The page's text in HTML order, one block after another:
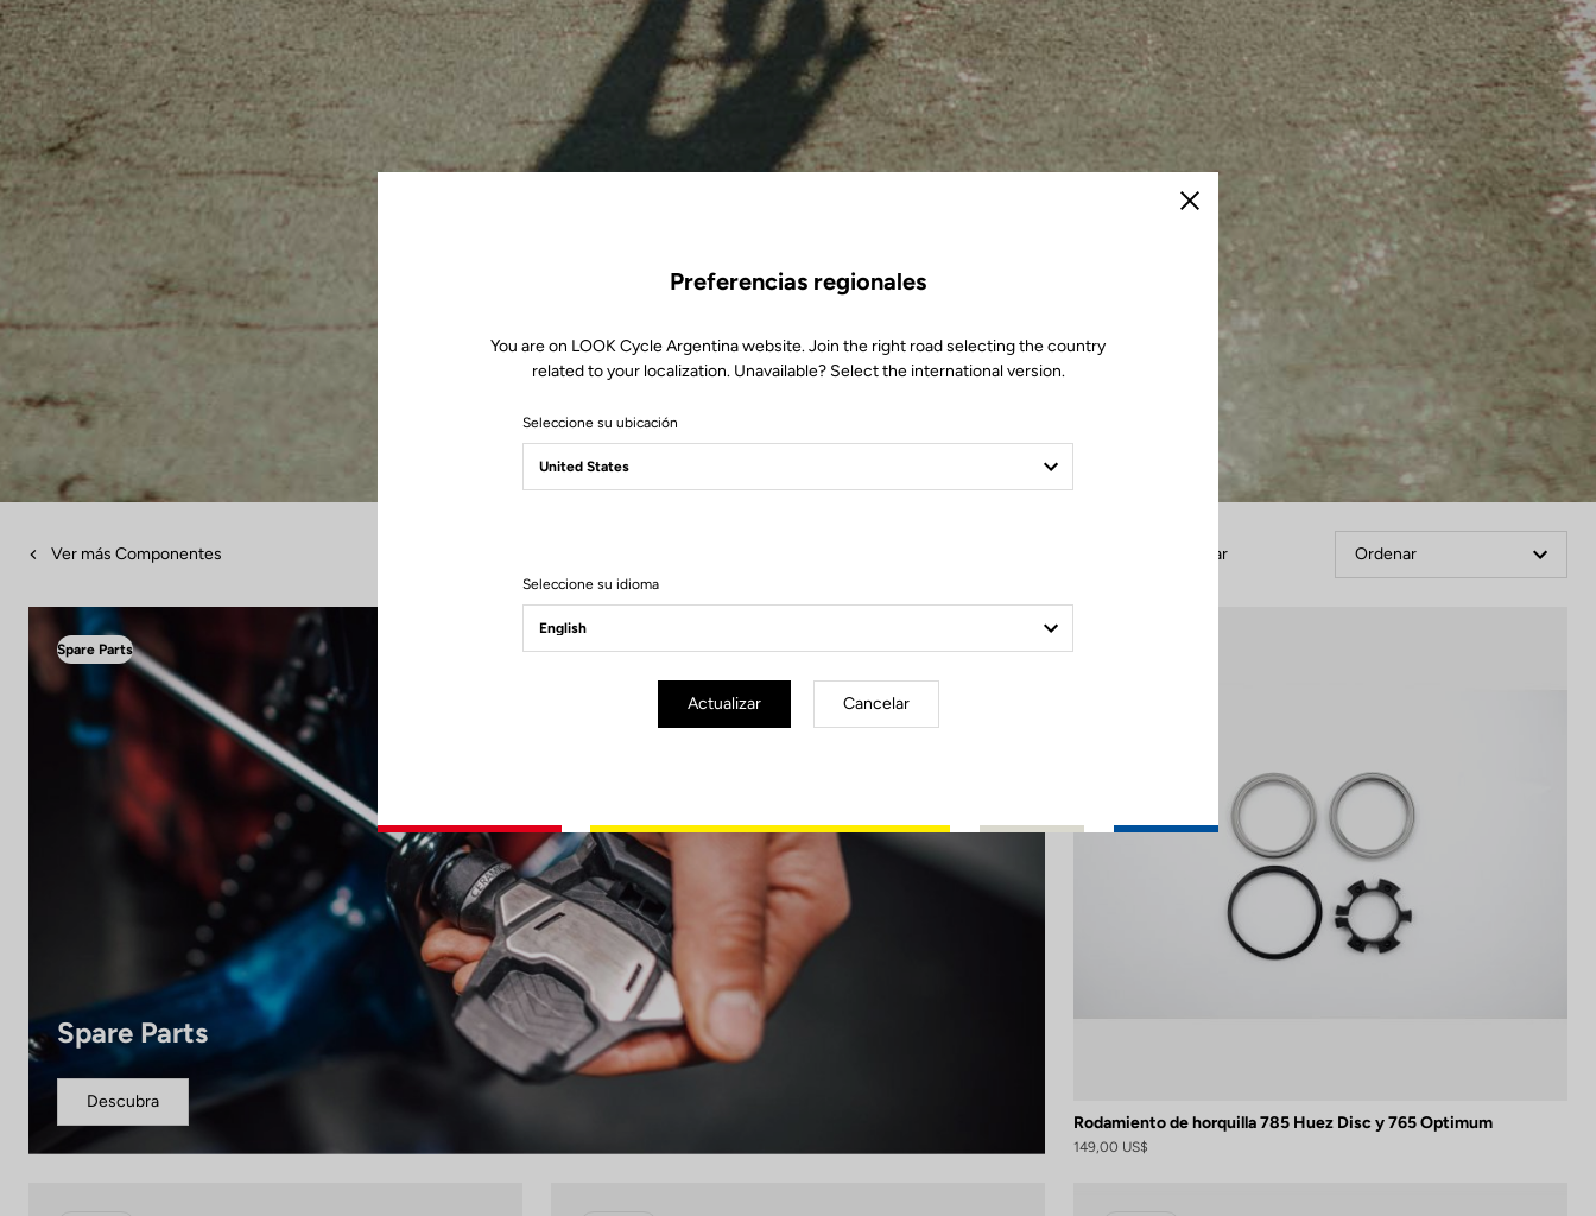
Ver más Componentes Filtrar Ordenar
Spare Parts
Spare Parts
Descubra
Rodamiento de horquilla 785 Huez Disc y 765 Optimum
149,00 US$
Cerrar
Preferencias regionales
You are on LOOK Cycle Argentina website. Join the right road selecting the country
related to your localization. Unavailable? Select the international version.
Seleccione su ubicación
Seleccione su idioma
Actualizar Cancelar